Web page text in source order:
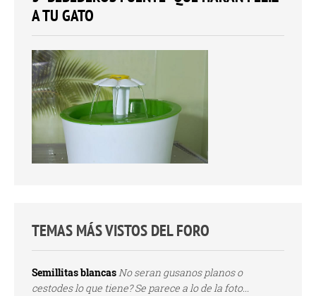
A TU GATO
TEMAS MÁS VISTOS DEL FORO
Semillitas blancasNo seran gusanos planos o
cestodes lo que tiene? Se parece a lo de la foto...